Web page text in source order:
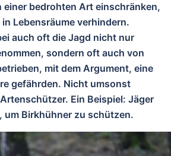
einer bedrohten Art einschränken,
Lebensräume verhindern.
auch oft die Jagd nicht nur
sondern oft auch von
mit dem Argument, eine
gefährden. Nicht umsonst
Ein Beispiel: Jäger
um Birkhühner zu schützen.